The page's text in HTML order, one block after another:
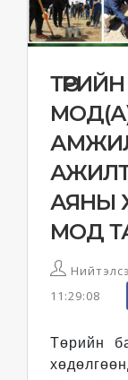
АЯНЫ
МОД
11:29:08
Төрийн